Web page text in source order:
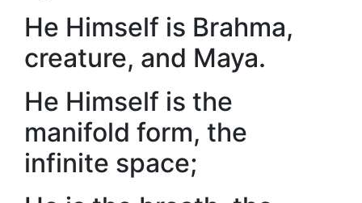
He Himself is Brahma,
creature, and Maya.
He Himself is the
manifold form, the
infinite space;